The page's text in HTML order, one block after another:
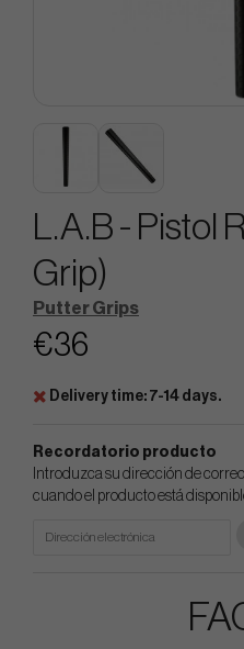
L.A.B - Pistol
Grip)
Putter Grips
€36
Delivery time: 7-14 days.
Recordatorio producto
Introduzca su dirección de
cuando el producto está